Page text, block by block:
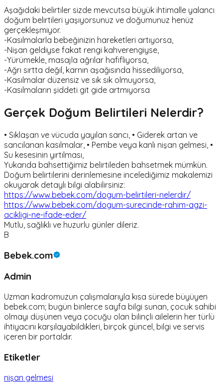
Aşağıdaki belirtiler sizde mevcutsa büyük ihtimalle yalancı
doğum belirtileri yaşıyorsunuz ve doğumunuz henüz
gerçekleşmiyor.
-Kasılmalarla bebeğinizin hareketleri artıyorsa,
-Nişan geldiyse fakat rengi kahverengiyse,
-Yürümekle, masajla ağrılar hafifliyorsa,
-Ağrı sırtta değil, karnın aşağısında hissediliyorsa,
-Kasılmalar düzensiz ve sık sık olmuyorsa,
-Kasılmaların şiddeti git gide artmıyorsa
Gerçek Doğum Belirtileri Nelerdir?
• Sıklaşan ve vücuda yayılan sancı, • Giderek artan ve
sancılanan kasılmalar, • Pembe veya kanlı nişan gelmesi, •
Su kesesinin yırtılması,
Yukarıda bahsettiğimiz belirtileden bahsetmek mümkün.
Doğum belirtilerini derinlemesine incelediğimiz makalemizi
okuyarak detaylı bilgi alabilirsiniz:
https://www.bebek.com/dogum-belirtileri-nelerdir/
https://www.bebek.com/dogum-surecinde-rahim-agzi-
acikligi-ne-ifade-eder/
Mutlu, sağlıklı ve huzurlu günler dileriz.
B
Bebek.com
Admin
Uzman kadromuzun çalışmalarıyla kısa sürede büyüyen
bebek.com; bugün binlerce sayfa bilgi sunan, çocuk sahibi
olmayı düşünen veya çocuğu olan bilinçli ailelerin her türlü
ihtiyacını karşılayabildikleri, birçok güncel, bilgi ve servis
içeren bir portaldır.
Etiketler
nişan gelmesi